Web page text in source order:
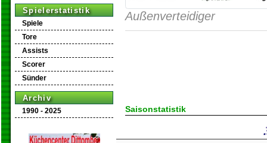
Spielerstatistik
Spiele
Tore
Assists
Scorer
Sünder
Archiv
1990 - 2025
Außenverteidiger
Saisonstatistik